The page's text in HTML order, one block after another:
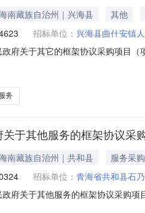
南藏族自治州｜兴海县
其他
招标单位： 兴海县曲什安镇
府关于其它的框架协议采购项目
藏族自治州兴海县报价起止时间:-
务
于其他服务的框架协议采
南藏族自治州｜共和县
服务采购
招标单位： 青海省共和县石
府关于其他服务的框架协议采购